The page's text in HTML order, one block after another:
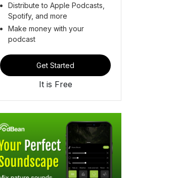
Distribute to Apple Podcasts,
Spotify, and more
Make money with your
podcast
Get Started
It is Free